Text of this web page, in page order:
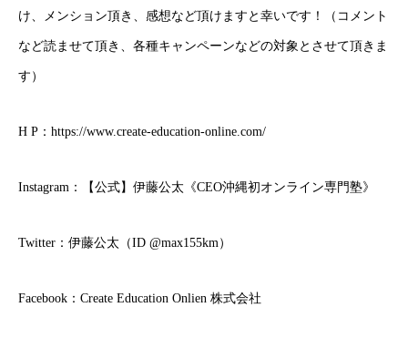
け、メンション頂き、感想など頂けますと幸いです！（コメント
など読ませて頂き、各種キャンペーンなどの対象とさせて頂きま
す）
H P： https://www.create-education-online.com/
Instagram： 【公式】伊藤公太《CEO沖縄初オンライン専門塾》
Twitter： 伊藤公太（ID @max155km）
Facebook： Create Education Onlien 株式会社